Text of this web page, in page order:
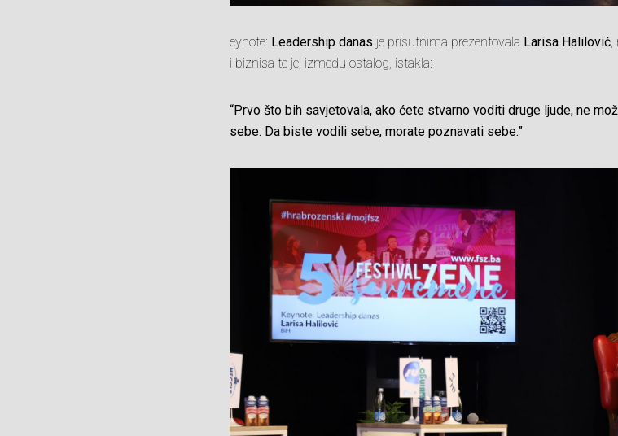
eynote: Leadership danas je prisutnima prezentovala Larisa Halilović,
i biznisa te je, između ostalog, istakla:
“Prvo što bih savjetovala, ako ćete stvarno voditi druge ljude, ne
sebe. Da biste vodili sebe, morate poznavati sebe.”